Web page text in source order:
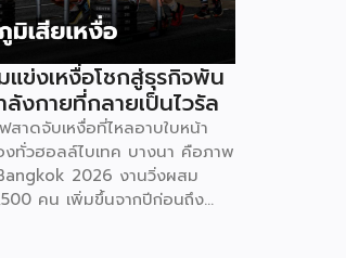
แข่งเหงื่อโชกสู่ธุรกิจพัน
งกายที่กลายเป็นไวรัล
สาดจับเหงื่อที่ไหลอาบใบหน้า
งทั่วฮอลล์ไบเทค บางนา คือภาพ
2026 งานวิ่งผสม
คน เพิ่มขึ้นจากปีก่อนถึง